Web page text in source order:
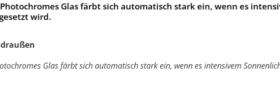
Glas färbt sich automatisch stark ein, wenn es
wird.
Glas färbt sich automatisch stark ein, wenn es intensivem